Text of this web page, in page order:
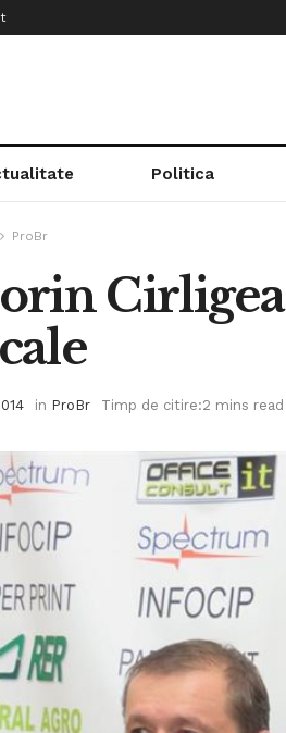
Politica
ProBr
in ProBr Timp de citire:2 mins read